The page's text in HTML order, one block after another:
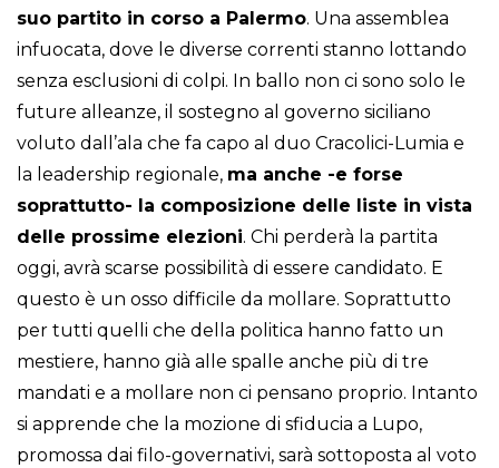
suo partito in corso a Palermo. Una assemblea
infuocata, dove le diverse correnti stanno lottando
senza esclusioni di colpi. In ballo non ci sono solo le
future alleanze, il sostegno al governo siciliano
voluto dall’ala che fa capo al duo Cracolici-Lumia e
la leadership regionale, ma anche -e forse
soprattutto- la composizione delle liste in vista
delle prossime elezioni. Chi perderà la partita
oggi, avrà scarse possibilità di essere candidato. E
questo è un osso difficile da mollare. Soprattutto
per tutti quelli che della politica hanno fatto un
mestiere, hanno già alle spalle anche più di tre
mandati e a mollare non ci pensano proprio. Intanto
si apprende che la mozione di sfiducia a Lupo,
promossa dai filo-governativi, sarà sottoposta al voto